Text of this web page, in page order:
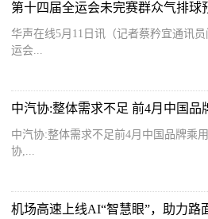
第十四届全运会未完赛群众气排球
华声在线5月11日讯（记者蔡矜宜通讯
运会...
中汽协:整体需求不足 前4月中国品
中汽协:整体需求不足前4月中国品牌乘
协,...
机场高速上线AI“智慧眼”，助力路